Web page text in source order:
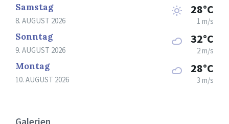
Samstag
8. AUGUST 2026
28°C
1 m/s
Sonntag
9. AUGUST 2026
32°C
2 m/s
Montag
10. AUGUST 2026
28°C
3 m/s
Galerien